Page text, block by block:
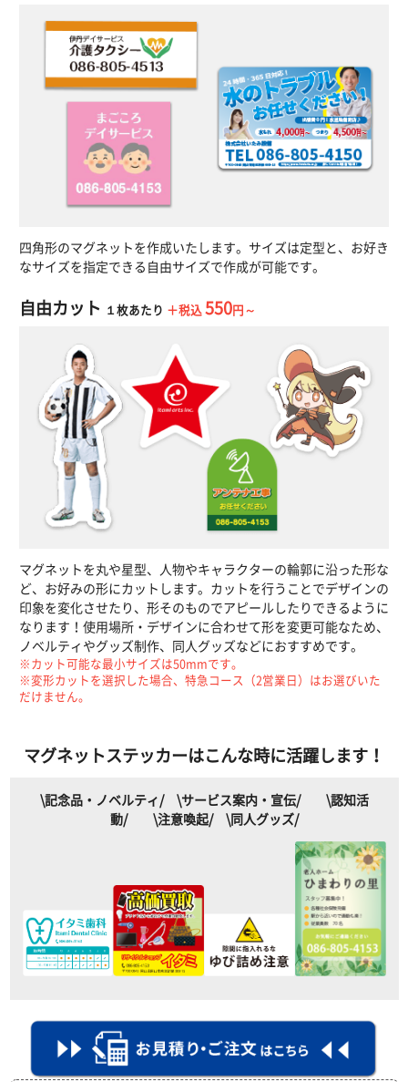
四角形のマグネットを作成いたします。サイズは定型と、お好き
なサイズを指定できる自由サイズで作成が可能です。
自由カット １枚あたり ＋税込550円～
マグネットを丸や星型、人物やキャラクターの輪郭に沿った形な
ど、お好みの形にカットします。カットを行うことでデザインの
印象を変化させたり、形そのものでアピールしたりできるように
なります！使用場所・デザインに合わせて形を変更可能なため、
ノベルティやグッズ制作、同人グッズなどにおすすめです。
※カット可能な最小サイズは50mmです。
※変形カットを選択した場合、特急コース（2営業日）はお選びいた
だけません。
マグネットステッカーはこんな時に活躍します！
\記念品・ノベルティ/ \サービス案内・宣伝/
\認知活
動/
\注意喚起/ \同人グッズ/